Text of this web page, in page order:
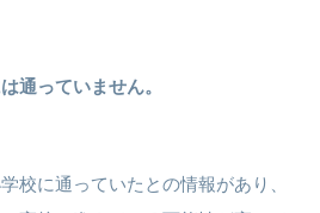
通っていません。
校に通っていたとの情報があり、